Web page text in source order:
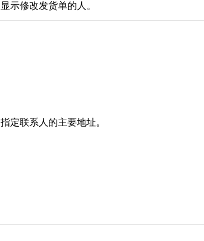
显示修改发货单的人。
指定联系人的主要地址。